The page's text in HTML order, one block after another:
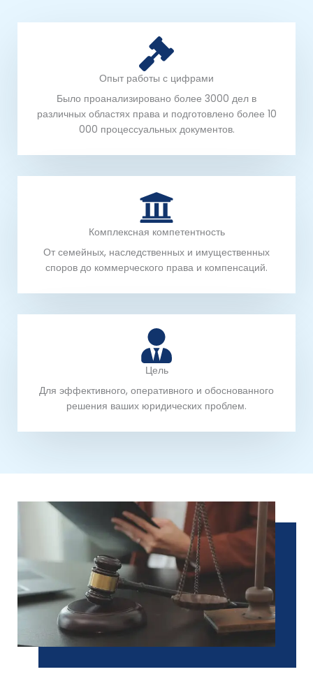
Опыт работы с цифрами
Было проанализировано более 3000 дел в
различных областях права и подготовлено более 10
000 процессуальных документов.
Комплексная компетентность
От семейных, наследственных и имущественных
споров до коммерческого права и компенсаций.
Цель
Для эффективного, оперативного и обоснованного
решения ваших юридических проблем.